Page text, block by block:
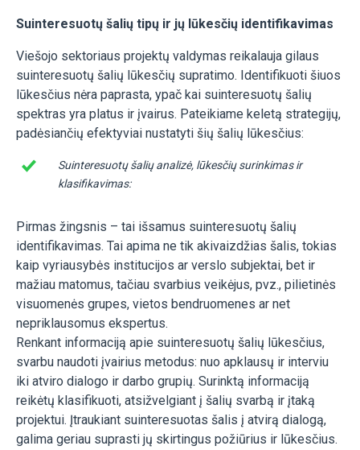
Suinteresuotų šalių tipų ir jų lūkesčių identifikavimas
Viešojo sektoriaus projektų valdymas reikalauja gilaus
suinteresuotų šalių lūkesčių supratimo. Identifikuoti šiuos
lūkesčius nėra paprasta, ypač kai suinteresuotų šalių
spektras yra platus ir įvairus. Pateikiame keletą strategijų,
padėsiančių efektyviai nustatyti šių šalių lūkesčius:
Suinteresuotų šalių analizė, lūkesčių surinkimas ir
klasifikavimas:
Pirmas žingsnis – tai išsamus suinteresuotų šalių
identifikavimas. Tai apima ne tik akivaizdžias šalis, tokias
kaip vyriausybės institucijos ar verslo subjektai, bet ir
mažiau matomus, tačiau svarbius veikėjus, pvz., pilietinės
visuomenės grupes, vietos bendruomenes ar net
nepriklausomus ekspertus.
Renkant informaciją apie suinteresuotų šalių lūkesčius,
svarbu naudoti įvairius metodus: nuo apklausų ir interviu
iki atviro dialogo ir darbo grupių. Surinktą informaciją
reikėtų klasifikuoti, atsižvelgiant į šalių svarbą ir įtaką
projektui. Įtraukiant suinteresuotas šalis į atvirą dialogą,
galima geriau suprasti jų skirtingus požiūrius ir lūkesčius.